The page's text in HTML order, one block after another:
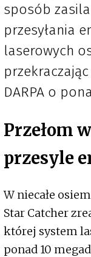
sposób
przesyłania
laserowych
DARPA o
Przełom
przesyle
W niecałe
Star Catcher
której system
ponad 10